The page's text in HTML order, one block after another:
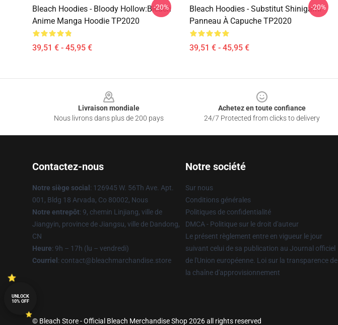
Bleach Hoodies - Bloody Hollow:Bleach
Anime Manga Hoodie TP2020
39,51 € - 45,95 €
-20%
Bleach Hoodies - Substitut Shinigami
Panneau À Capuche TP2020
39,51 € - 45,95 €
-20%
Livraison mondiale
Nous livrons dans plus de 200 pays
Achetez en toute confiance
24/7 Protected from clicks to delivery
Contactez-nous
Notre siège social : 126945 W. 56Th Ave. Apt.
001, Bldg 18 Arvada, Co 80002, Nous
Notre entrepôt: 9, chemin Linjiang, ville de
Jiangyin, province de Jiangsu, ville de Dandong,
CN
Heure: 9h – 17h (lu – vendredi)
Courriel : contact@bleachmarchandise.store
Notre société
Sur nous
Conditions générales
Politiques de confidentialité
DMCA - Politique sur le droit d'auteur
Le présent règlement entre en vigueur le jour
suivant celui de sa publication au Journal officiel
de l'Union européenne. Loi sur la transparence de
la chaîne d'approvisionnement
© Bleach Store - Official Bleach Merchandise Shop 2026 all rights reserved
UNLOCK
10% OFF